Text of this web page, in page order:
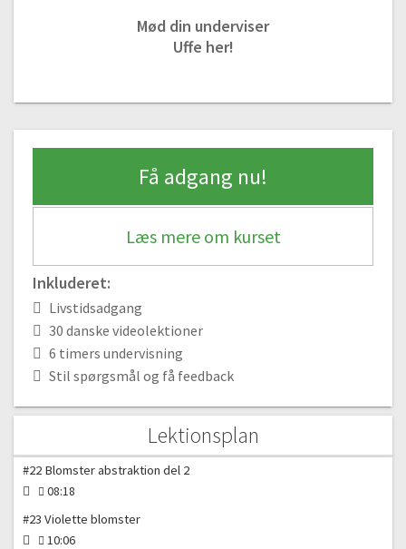
Mød din underviser
Uffe her!
Få adgang nu!
Læs mere om kurset
Inkluderet:
Livstidsadgang
30 danske videolektioner
6 timers undervisning
Stil spørgsmål og få feedback
Lektionsplan
#13 Farverige natur farver del 3
#15 Blomster planter del 2
06:13
#16 Impulsiv akvarelmaling
#18 Blomsterliv del 2
#19 Livfulde blomster
#20 Livfulde blomster del 2
#21 Blomster abstraktion
#22 Blomster abstraktion del 2
08:18
#23 Violette blomster
10:06